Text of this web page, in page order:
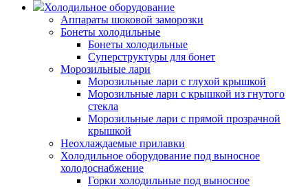
Холодильное оборудование
Аппараты шоковой заморозки
Бонеты холодильные
Бонеты холодильные
Суперструктуры для бонет
Морозильные лари
Морозильные лари с глухой крышкой
Морозильные лари с крышкой из гнутого
стекла
Морозильные лари с прямой прозрачной
крышкой
Неохлаждаемые прилавки
Холодильное оборудование под выносное
холодоснабжение
Горки холодильные под выносное